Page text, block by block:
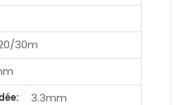
30m
3.3mm